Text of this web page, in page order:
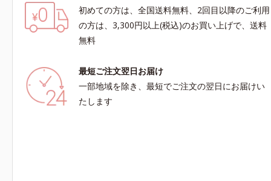
初めての方は、全国送料無料、2回目以降のご利用
の方は、3,300円以上(税込)のお買い上げで、送料
無料
最短ご注文翌日お届け
一部地域を除き、最短でご注文の翌日にお届けい
たします